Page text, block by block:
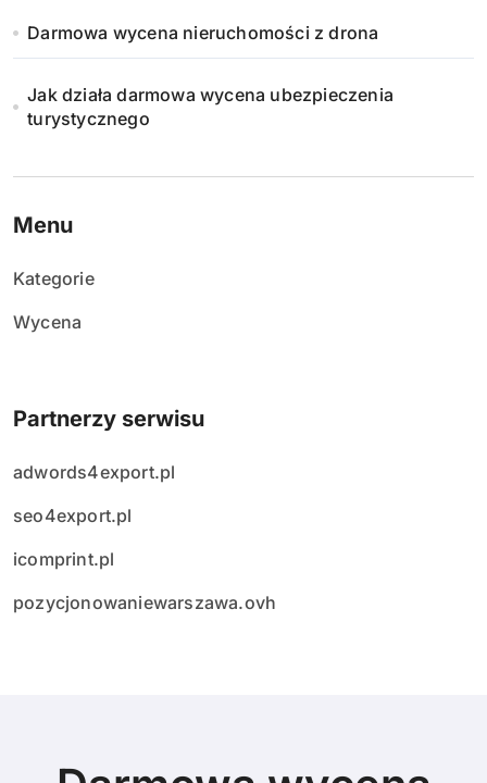
Darmowa wycena nieruchomości z drona
Jak działa darmowa wycena ubezpieczenia
turystycznego
Menu
Kategorie
Wycena
Partnerzy serwisu
adwords4export.pl
seo4export.pl
icomprint.pl
pozycjonowaniewarszawa.ovh